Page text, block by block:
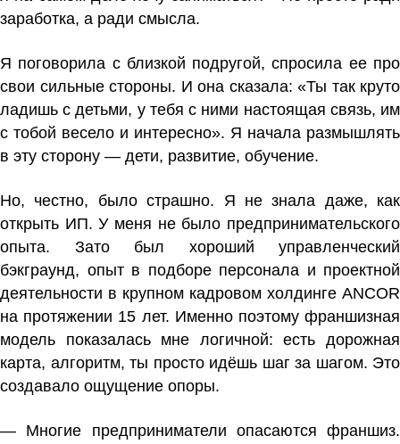
заработка, а ради смысла.
Я поговорила с близкой подругой, спросила ее про
свои сильные стороны. И она сказала: «Ты так круто
ладишь с детьми, у тебя с ними настоящая связь, им
с тобой весело и интересно». Я начала размышлять
в эту сторону — дети, развитие, обучение.
Но, честно, было страшно. Я не знала даже, как
открыть ИП. У меня не было предпринимательского
опыта. Зато был хороший управленческий
бэкграунд, опыт в подборе персонала и проектной
деятельности в крупном кадровом холдинге ANCOR
на протяжении 15 лет. Именно поэтому франшизная
модель показалась мне логичной: есть дорожная
карта, алгоритм, ты просто идёшь шаг за шагом. Это
создавало ощущение опоры.
— Многие предприниматели опасаются франшиз.